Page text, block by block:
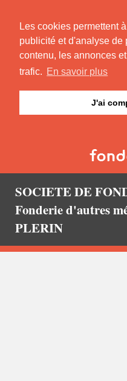
Les cookies permettent
publicité et d'analyse de
contenu, les annonces
trafic. En savoir plus
J'ai
SOCIETE DE
Fonderie d'autres
PLERIN